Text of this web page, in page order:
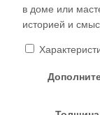
в доме или
историей и